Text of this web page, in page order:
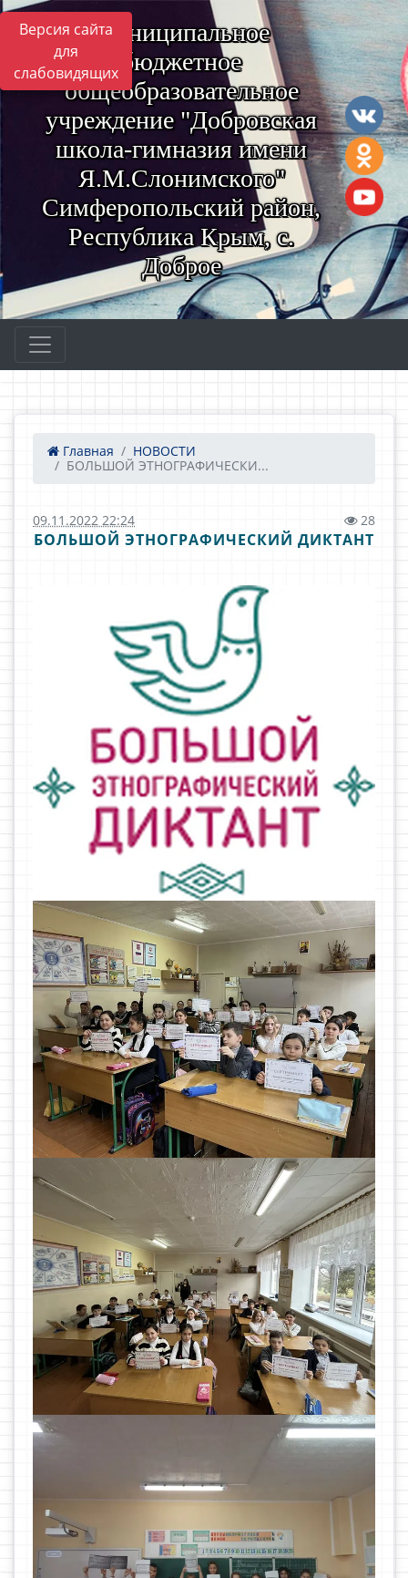
Версия сайта
для
слабовидящих
Муниципальное
бюджетное
общеобразовательное
учреждение "Добровская
школа-гимназия имени
Я.М.Слонимского"
Симферопольский район,
Республика Крым, с.
Доброе
Главная
НОВОСТИ
БОЛЬШОЙ ЭТНОГРАФИЧЕСКИ...
09.11.2022 22:24 28
БОЛЬШОЙ ЭТНОГРАФИЧЕСКИЙ ДИКТАНТ